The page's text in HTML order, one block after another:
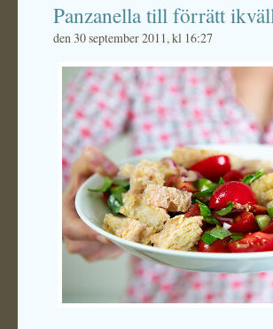
Panzanella till förrätt
den 30 september 2011, kl 16:27